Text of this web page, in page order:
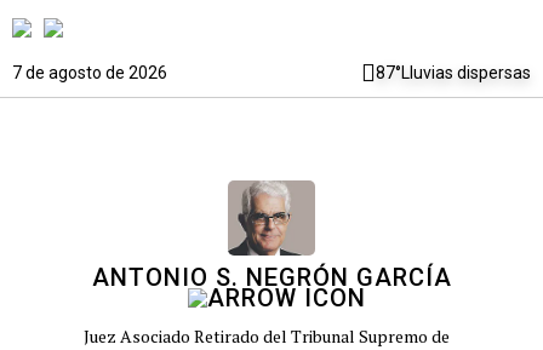
7 de agosto de 2026 87°Lluvias dispersas
ANTONIO S. NEGRÓN GARCÍA
Juez Asociado Retirado del Tribunal Supremo de